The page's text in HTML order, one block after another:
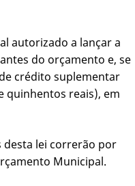
autorizado a lançar a
do orçamento e, se
crédito suplementar
quinhentos reais), em
desta lei correrão por
Municipal.